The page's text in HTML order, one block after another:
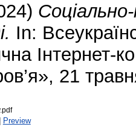
In:
Інтернет-
21
Preview